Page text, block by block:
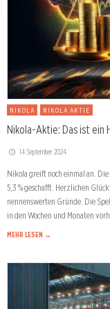
NIKOLA NIKOLA AKTIE
Nikola-Aktie: Das ist ein
14. September 2024
Nikola greift noch einmal an.
5,3 % geschafft. Herzlichen
nennenswerten Gründe. Die
in den Wochen und Monaten
MEHR LESEN →